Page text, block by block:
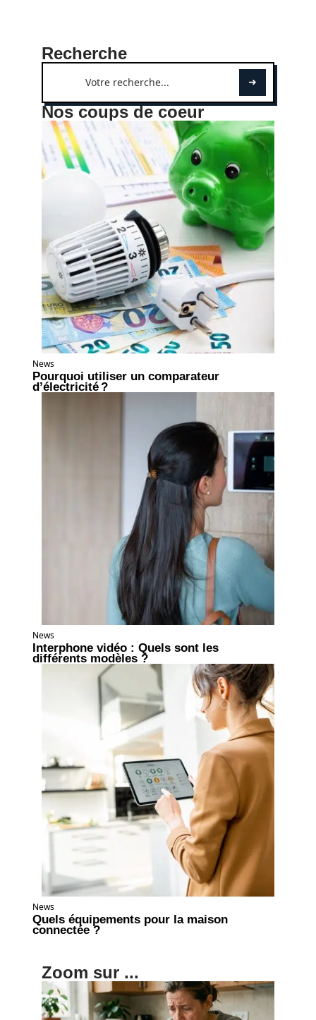
Recherche
Nos coups de coeur
News
Pourquoi utiliser un comparateur
d’électricité ?
News
Interphone vidéo : Quels sont les
différents modèles ?
News
Quels équipements pour la maison
connectée ?
Zoom sur ...